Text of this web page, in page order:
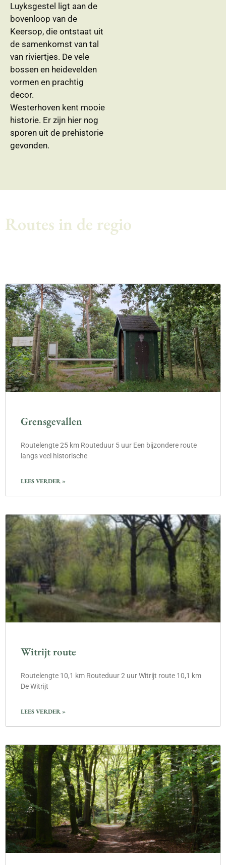
Luyksgestel ligt aan de
bovenloop van de
Keersop, die ontstaat uit
de samenkomst van tal
van riviertjes. De vele
bossen en heidevelden
vormen en prachtig
decor.
Westerhoven kent mooie
historie. Er zijn hier nog
sporen uit de prehistorie
gevonden.
Routes in de regio
Grensgevallen
Routelengte 25 km Routeduur 5 uur Een bijzondere route
langs veel historische
LEES VERDER »
Witrijt route
Routelengte 10,1 km Routeduur 2 uur Witrijt route 10,1 km
De Witrijt
LEES VERDER »